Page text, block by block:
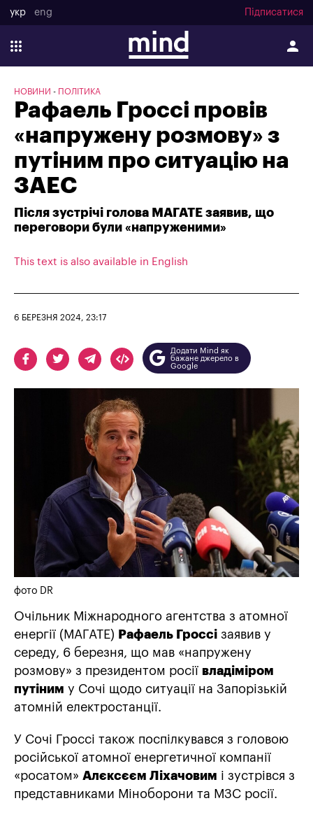
укр eng Підписатися
НОВИНИ ПОЛІТИКА
Рафаель Гроссі провів
«напружену розмову» з
путіним про ситуацію на
ЗАЕС
Після зустрічі голова МАГАТЕ заявив, що
переговори були «напруженими»
This text is also available in English
6 БЕРЕЗНЯ 2024, 23:17
Додати Mind як
бажане джерело в
Google
фото DR
Очільник Міжнародного агентства з атомної
енергії (МАГАТЕ)
Рафаель Гроссі заявив у
середу, 6 березня, що мав «напружену
розмову» з президентом росії владіміром
путіним у Сочі щодо ситуації на Запорізькій
атомній електростанції.
У Сочі Гроссі також поспілкувався з головою
російської атомної енергетичної компанії
«росатом» Алєксєєм Ліхачовим і зустрівся з
представниками Міноборони та МЗС росії.